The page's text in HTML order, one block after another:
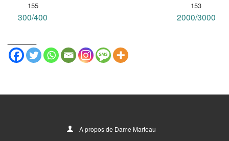
155
300/400
153
2000/3000
A propos de Dame Marteau